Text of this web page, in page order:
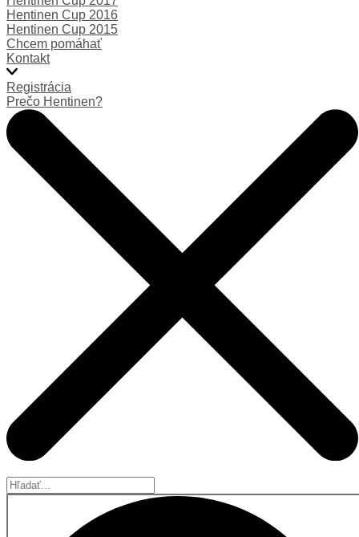
Hentinen Cup 2016
Hentinen Cup 2015
Chcem pomáhať
Kontakt
Registrácia
Prečo Hentinen?
Hľadať...